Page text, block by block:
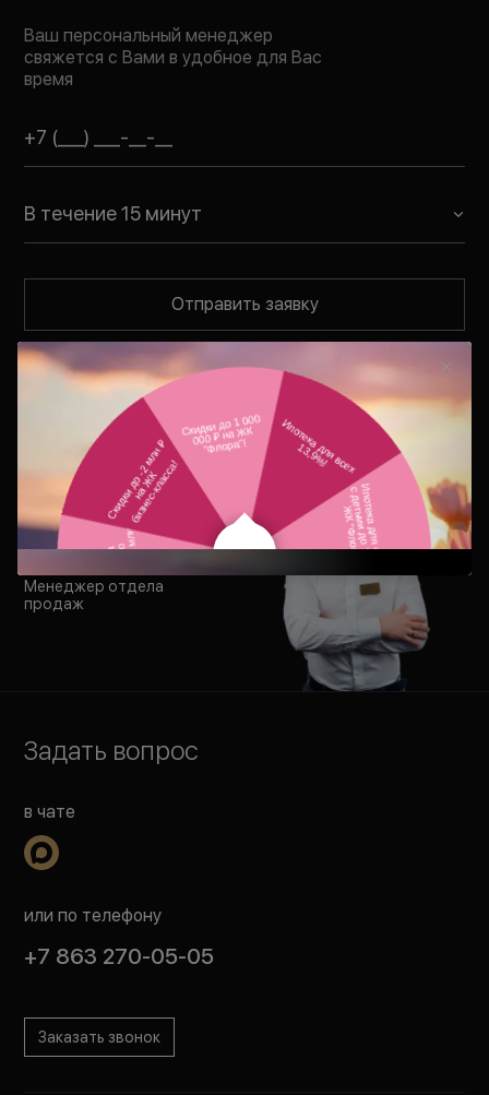
Ваш персональный менеджер
свяжется с Вами в удобное для Вас
время
В течение 15 минут
Отправить заявку
Нажимая на кнопку « Отправить заявку», вы соглашаетесь
Политики обработки персональных данных
Политики конфиденциальности
Согласия на рекламно-
информационные рассылки,Согласия на обработку
персональных данных.
Менеджер отдела
продаж
Задать вопрос
в чате
или по телефону
+7 863 270-05-05
Заказать звонок